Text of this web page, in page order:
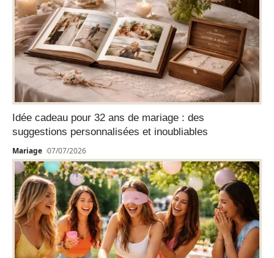
Idée cadeau pour 32 ans de mariage : des
suggestions personnalisées et inoubliables
Mariage 07/07/2026